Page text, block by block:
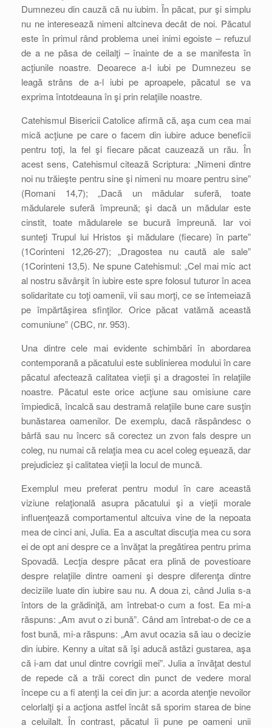
Dumnezeu din cauză că nu iubim. În păcat, pur şi simplu
nu ne interesează nimeni altcineva decât de noi. Păcatul
este în primul rând problema unei inimi egoiste – refuzul
de a ne păsa de ceilalţi – înainte de a se manifesta în
acţiunile noastre. Deoarece a-l iubi pe Dumnezeu se
leagă strâns de a-l iubi pe aproapele, păcatul se va
exprima întotdeauna în şi prin relaţiile noastre.
Catehismul Bisericii Catolice afirmă că, aşa cum cea mai
mică acţiune pe care o facem din iubire aduce beneficii
pentru toţi, la fel şi fiecare păcat cauzează un rău. În
acest sens, Catehismul citează Scriptura: „Nimeni dintre
noi nu trăieşte pentru sine şi nimeni nu moare pentru sine”
(Romani 14,7); „Dacă un mădular suferă, toate
mădularele suferă împreună; şi dacă un mădular este
cinstit, toate mădularele se bucură împreună. Iar voi
sunteţi Trupul lui Hristos şi mădulare (fiecare) în parte”
(1Corinteni 12,26-27); „Dragostea nu caută ale sale”
(1Corinteni 13,5). Ne spune Catehismul: „Cel mai mic act
al nostru săvârşit în iubire este spre folosul tuturor în acea
solidaritate cu toţi oamenii, vii sau morţi, ce se întemeiază
pe împărtăşirea sfinţilor. Orice păcat vatămă această
comuniune” (CBC, nr. 953).
Una dintre cele mai evidente schimbări în abordarea
contemporană a păcatului este sublinierea modului în care
păcatul afectează calitatea vieţii şi a dragostei în relaţiile
noastre. Păcatul este orice acţiune sau omisiune care
împiedică, încalcă sau destramă relaţiile bune care susţin
bunăstarea oamenilor. De exemplu, dacă răspândesc o
bârfă sau nu încerc să corectez un zvon fals despre un
coleg, nu numai că relaţia mea cu acel coleg eşuează, dar
prejudiciez şi calitatea vieţii la locul de muncă.
Exemplul meu preferat pentru modul în care această
viziune relaţională asupra păcatului şi a vieţii morale
influenţează comportamentul altcuiva vine de la nepoata
mea de cinci ani, Julia. Ea a ascultat discuţia mea cu sora
ei de opt ani despre ce a învăţat la pregătirea pentru prima
Spovadă. Lecţia despre păcat era plină de povestioare
despre relaţiile dintre oameni şi despre diferenţa dintre
deciziile luate din iubire sau nu. A doua zi, când Julia s-a
întors de la grădiniţă, am întrebat-o cum a fost. Ea mi-a
răspuns: „Am avut o zi bună”. Când am întrebat-o de ce a
fost bună, mi-a răspuns: „Am avut ocazia să iau o decizie
din iubire. Kenny a uitat să îşi aducă astăzi gustarea, aşa
că i-am dat unul dintre covrigii mei”. Julia a învăţat destul
de repede că a trăi corect din punct de vedere moral
începe cu a fi atenţi la cei din jur: a acorda atenţie nevoilor
celorlalţi şi a acţiona astfel încât să sporim starea de bine
a celuilalt. În contrast, păcatul îi pune pe oameni unii